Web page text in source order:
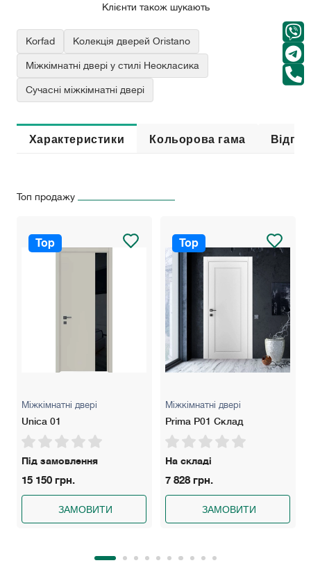
Клієнти також шукають
Korfad Колекція дверей Oristano
Міжкімнатні двері у стилі Неокласика
Сучасні міжкімнатні двері
Характеристики Кольорова гама
Топ продажу
Top
Міжкімнатні двері
Unica 01
Під замовлення
15 150 грн.
ЗАМОВИТИ
Top
Міжкімнатні двері
Prima P01 Склад
На складі
7 828 грн.
ЗАМОВИТИ